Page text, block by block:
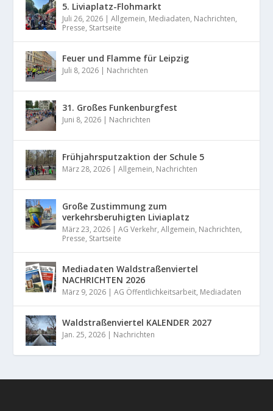
5. Liviaplatz-Flohmarkt
Juli 26, 2026 |Allgemein, Mediadaten, Nachrichten,
Presse, Startseite
Feuer und Flamme für Leipzig
Juli 8, 2026 | Nachrichten
31. Großes Funkenburgfest
Juni 8, 2026 | Nachrichten
Frühjahrsputzaktion der Schule 5
März 28, 2026 |Allgemein, Nachrichten
Große Zustimmung zum
verkehrsberuhigten Liviaplatz
März 23, 2026 |AG Verkehr,Allgemein, Nachrichten,
Presse, Startseite
Mediadaten Waldstraßenviertel
NACHRICHTEN 2026
März 9, 2026 |AG Öffentlichkeitsarbeit, Mediadaten
Waldstraßenviertel KALENDER 2027
Jan. 25, 2026 | Nachrichten